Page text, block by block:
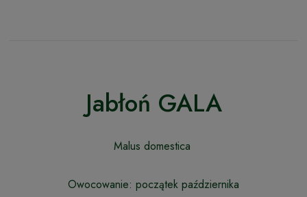
Jabłoń GALA
Malus domestica
Owocowanie: początek października